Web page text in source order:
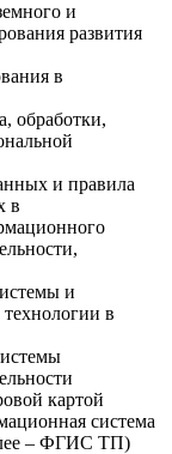
и
развития
в
обработки,
и правила
в
и
в
картой
система
– ФГИС ТП)